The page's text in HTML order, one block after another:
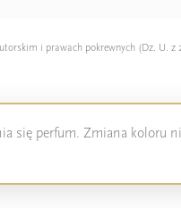
i prawach pokrewnych (Dz. U.
się perfum. Zmiana koloru